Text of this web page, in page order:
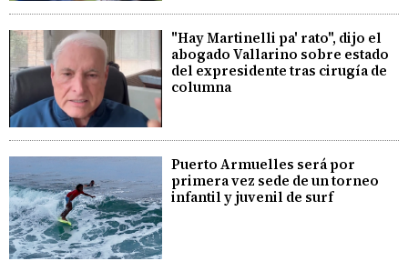
"Hay Martinelli pa' rato", dijo el
abogado Vallarino sobre estado
del expresidente tras cirugía de
columna
Puerto Armuelles será por
primera vez sede de un torneo
infantil y juvenil de surf